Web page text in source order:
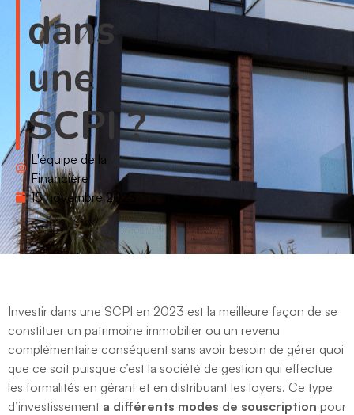
dans
une
SCPI ?
L'équipe de la
Financière
15 novembre 2023
Investir dans une SCPI en 2023 est la meilleure façon de se
constituer un patrimoine immobilier ou un revenu
complémentaire conséquent sans avoir besoin de gérer quoi
que ce soit puisque c’est la société de gestion qui effectue
les formalités en gérant et en distribuant les loyers. Ce type
d’investissement a différents modes de souscription pour